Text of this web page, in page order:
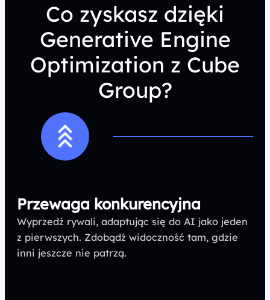
Co zyskasz dzięki
Generative Engine
Optimization z Cube
Group?
Przewaga konkurencyjna
Wyprzedź rywali, adaptując się do AI jako jeden
z pierwszych. Zdobądź widoczność tam, gdzie
inni jeszcze nie patrzą.